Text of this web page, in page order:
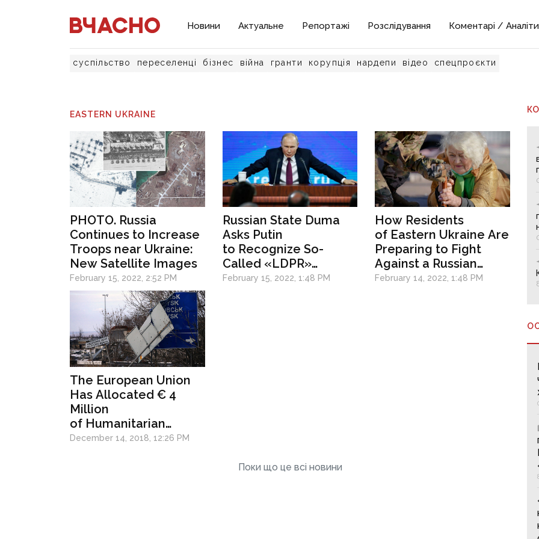
Новини Актуальне Репортажі Розслідування Коментарі /
суспільство переселенці бізнес війна гранти корупція нардепи відео спецпроєкти
EASTERN UKRAINE
PHOTO. Russia
Continues to Increase
Troops near Ukraine:
New Satellite Images
February 15, 2022, 2:52 PM
Russian State Duma
Asks Putin
to Recognize So-
Called «LDPR»
Independence: What
February 15, 2022, 1:48 PM
How Residents
of Eastern Ukraine Are
Preparing to Fight
Against a Russian
Invasion
February 14, 2022, 1:48 PM
The European Union
Has Allocated € 4
Million
of Humanitarian
Assistance for Eastern
December 14, 2018, 12:26 PM
Поки що це всі новини